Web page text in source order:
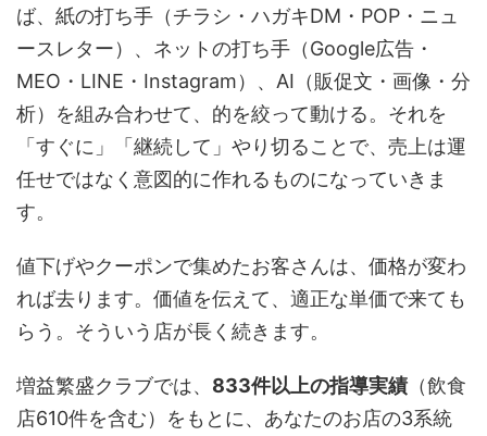
ば、紙の打ち手（チラシ・ハガキDM・POP・ニュ
ースレター）、ネットの打ち手（Google広告・
MEO・LINE・Instagram）、AI（販促文・画像・分
析）を組み合わせて、的を絞って動ける。それを
「すぐに」「継続して」やり切ることで、売上は運
任せではなく意図的に作れるものになっていきま
す。
値下げやクーポンで集めたお客さんは、価格が変わ
れば去ります。価値を伝えて、適正な単価で来ても
らう。そういう店が長く続きます。
増益繁盛クラブでは、 833件以上の指導実績 （飲食
店610件を含む）をもとに、あなたのお店の3系統